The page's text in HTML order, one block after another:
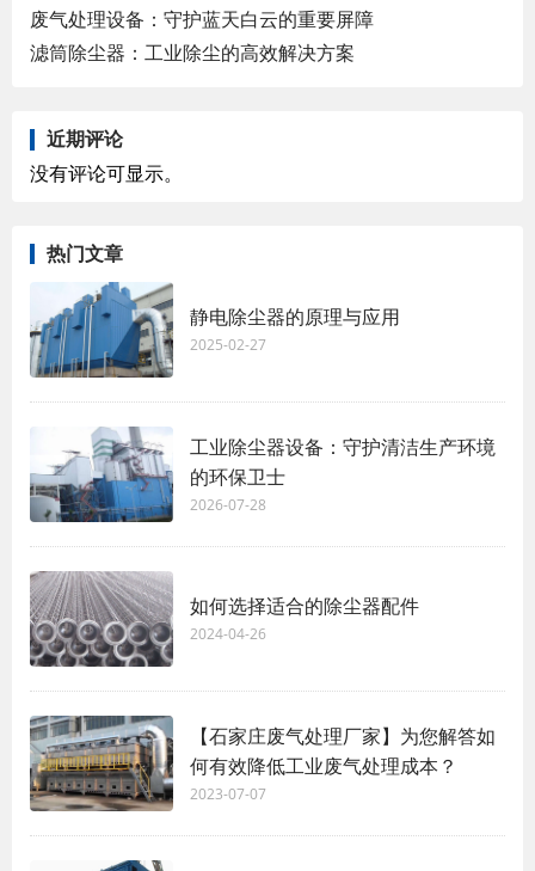
废气处理设备：守护蓝天白云的重要屏障
滤筒除尘器：工业除尘的高效解决方案
近期评论
没有评论可显示。
热门文章
静电除尘器的原理与应用
2025-02-27
工业除尘器设备：守护清洁生产环境
的环保卫士
2026-07-28
如何选择适合的除尘器配件
2024-04-26
【石家庄废气处理厂家】为您解答如
何有效降低工业废气处理成本？
2023-07-07